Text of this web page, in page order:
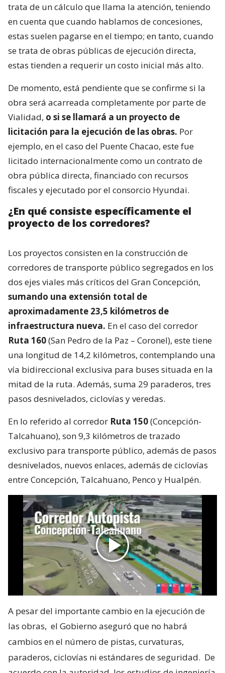
trata de un cálculo que llama la atención, teniendo
en cuenta que cuando hablamos de concesiones,
estas suelen pagarse en el tiempo; en tanto, cuando
se trata de obras públicas de ejecución directa,
estas tienden a requerir un costo inicial más alto.
De momento, está pendiente que se confirme si la
obra será acarreada completamente por parte de
Vialidad, o si se llamará a un proyecto de
licitación para la ejecución de las obras. Por
ejemplo, en el caso del Puente Chacao, este fue
licitado internacionalmente como un contrato de
obra pública directa, financiado con recursos
fiscales y ejecutado por el consorcio Hyundai.
¿En qué consiste específicamente el
proyecto de los corredores?
Los proyectos consisten en la construcción de
corredores de transporte público segregados en los
dos ejes viales más críticos del Gran Concepción,
sumando una extensión total de
aproximadamente 23,5 kilómetros de
infraestructura nueva. En el caso del corredor
Ruta 160(San Pedro de la Paz – Coronel), este tiene
una longitud de 14,2 kilómetros, contemplando una
vía bidireccional exclusiva para buses situada en la
mitad de la ruta. Además, suma 29 paraderos, tres
pasos desnivelados, ciclovías y veredas.
En lo referido al corredor Ruta 150(Concepción-
Talcahuano), son 9,3 kilómetros de trazado
exclusivo para transporte público, además de pasos
desnivelados, nuevos enlaces, además de ciclovías
entre Concepción, Talcahuano, Penco y Hualpén.
A pesar del importante cambio en la ejecución de
las obras, el Gobierno aseguró que no habrá
cambios en el número de pistas, curvaturas,
paraderos, ciclovías ni estándares de seguridad. De